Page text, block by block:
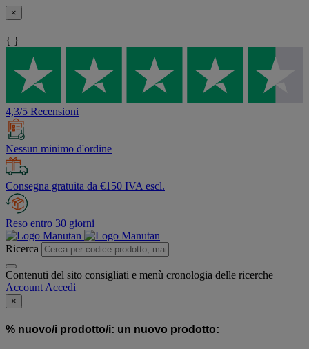
×
{ }
4,3/5 Recensioni
Nessun minimo d'ordine
Consegna gratuita da €150 IVA escl.
Reso entro 30 giorni
Ricerca
Contenuti del sito consigliati e menù cronologia delle ricerche
Account Accedi
×
% nuovo/i prodotto/i: un nuovo prodotto: